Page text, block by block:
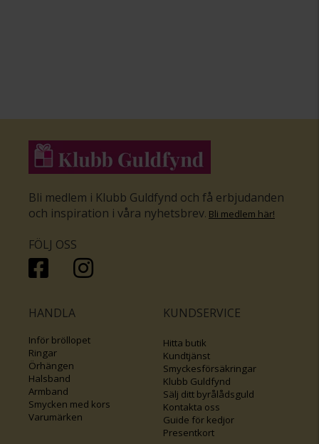
Bli medlem i Klubb Guldfynd och få erbjudanden
och inspiration i våra nyhetsbrev. Bli medlem här!
FÖLJ OSS
HANDLA
Inför bröllopet
Ringar
Örhängen
Halsband
Armband
Smycken med kors
Varumärken
KUNDSERVICE
Hitta butik
Kundtjänst
Smyckesförsäkringar
Klubb Guldfynd
Sälj ditt byrålådsguld
Kontakta oss
Guide för kedjor
Presentkort